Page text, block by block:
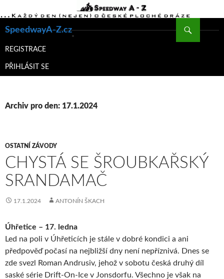
SpeedwayA-Z.cz
K
WEBU
REGISTRACE
PŘIHLÁSIT SE
Archiv pro den: 17.1.2024
OSTATNÍ ZÁVODY
CHYSTÁ SE ŠROUBKAŘSKÝ
SRANDAMAČ
17.1.2024 ANTONÍN ŠKACH
Úhřetice – 17. ledna
Led na poli v Úhřeticích je stále v dobré kondici a ani
předpověď počasí na nejbližší dny není nepříznivá. Dnes se
zde svezl Roman Andrusiv, jehož v sobotu česká druhý díl
saské série Drift-On-Ice v Jonsdorfu. Všechno je však na